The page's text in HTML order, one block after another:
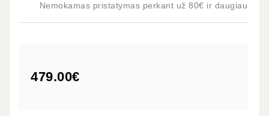
Nemokamas pristatymas perkant už 80€ ir daugiau
479.00€